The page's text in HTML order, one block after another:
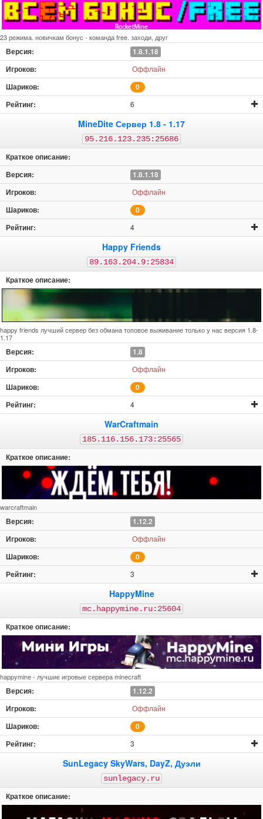
23 режима. новичкам бонус - команда free. заходи, друг
1.8.1.18
Оффлайн
0
6
MineDite Сервер 1.8 - 1.17
95.216.123.235:25686
1.8.1.18
Оффлайн
0
4
Happy Friends
89.163.204.9:25834
happy friends лучший сервер без обмана топовое выживание только у нас версия 1.8-
1.17
1.8
Оффлайн
0
4
WarCraftmain
185.116.156.173:25565
warcraftmain
1.12.2
Оффлайн
0
3
HappyMine
mc.happymine.ru:25604
happymine - лучшие игровые сервера minecraft
1.12.2
Оффлайн
0
3
SunLegacy SkyWars, DayZ, Дуэли
sunlegacy.ru